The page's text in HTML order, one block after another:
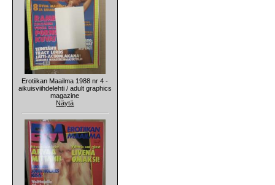
Erotiikan Maailma 1988 nr 4 -
aikuisviihdelehti / adult graphics
magazine
Näytä